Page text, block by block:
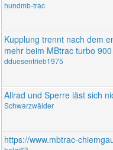
hundmb-trac
Kupplung trennt nach dem
mehr beim MBtrac turbo 900
dduesentrieb1975
Allrad und Sperre läst sich
Schwarzwälder
https://www.mbtrac-